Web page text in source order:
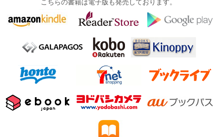
こちらの書籍は電子版も発売しております。